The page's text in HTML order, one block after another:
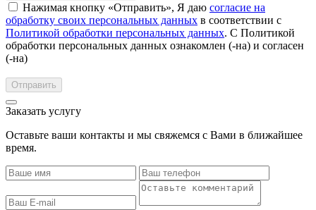
Нажимая кнопку «Отправить», Я даю согласие на
обработку своих персональных данных в соответствии с
Политикой обработки персональных данных. С Политикой
обработки персональных данных ознакомлен (-на) и согласен
(-на)
Заказать услугу
Оставьте ваши контакты и мы свяжемся с Вами в ближайшее
время.